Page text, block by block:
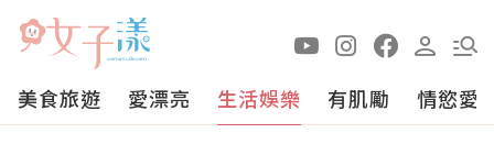
美食旅遊 愛漂亮 生活娛樂 有肌勵 情慾愛